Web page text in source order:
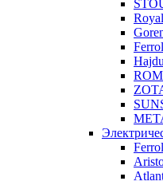
Hajdu